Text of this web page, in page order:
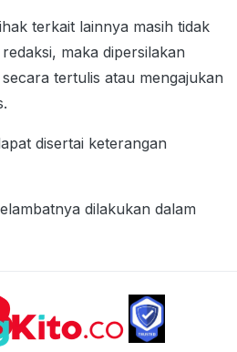
terkait lainnya masih tidak
maka dipersilakan
tertulis atau mengajukan
disertai keterangan
dilakukan dalam